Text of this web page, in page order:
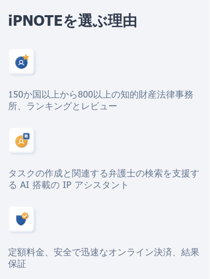
iPNOTEを選ぶ理由
150か国以上から800以上の知的財産法律事務
所、ランキングとレビュー
タスクの作成と関連する弁護士の検索を支援す
る AI 搭載の IP アシスタント
定額料金、安全で迅速なオンライン決済、結果
保証